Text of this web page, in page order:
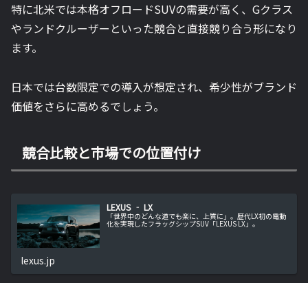
特に北米では本格オフロードSUVの需要が高く、Gクラス
やランドクルーザーといった競合と直接競り合う形になり
ます。
日本では台数限定での導入が想定され、希少性がブランド
価値をさらに高めるでしょう。
競合比較と市場での位置付け
LEXUS ‐ LX
「世界中のどんな道でも楽に、上質に」。歴代LX初の電動
化を実現したフラッグシップSUV「LEXUS LX」。
lexus.jp